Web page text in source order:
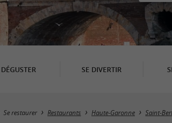
DÉGUSTER SE DIVERTIR
Se restaurer Restaurants Haute-Garonne Saint-